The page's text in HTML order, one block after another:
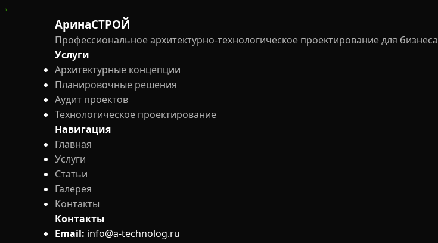
→
АринаСТРОЙ
Профессиональное архитектурно-технологическое проектирование для бизнеса
Услуги
Архитектурные концепции
Планировочные решения
Аудит проектов
Технологическое проектирование
Навигация
Главная
Услуги
Статьи
Галерея
Контакты
Контакты
Email: info@a-technolog.ru